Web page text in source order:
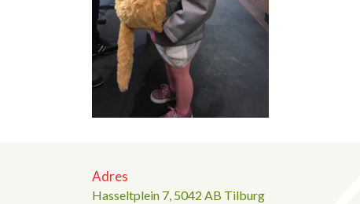
Adres
Hasseltplein 7, 5042 AB Tilburg